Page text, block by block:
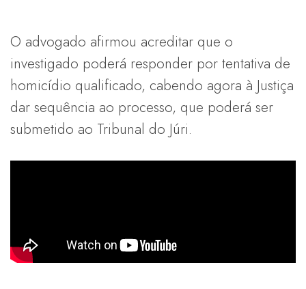
O advogado afirmou acreditar que o
investigado poderá responder por tentativa de
homicídio qualificado, cabendo agora à Justiça
dar sequência ao processo, que poderá ser
submetido ao Tribunal do Júri.